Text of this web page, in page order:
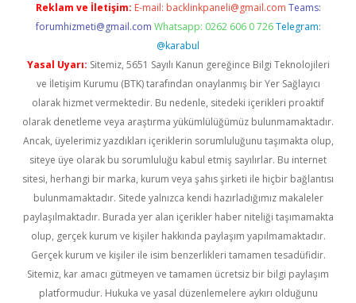
Reklam ve İletişim: E-mail: backlinkpaneli@gmail.com Teams:
forumhizmeti@gmail.com Whatsapp: 0262 606 0 726 Telegram:
@karabul
Yasal Uyarı: Sitemiz, 5651 Sayılı Kanun gereğince Bilgi Teknolojileri
ve İletişim Kurumu (BTK) tarafından onaylanmış bir Yer Sağlayıcı
olarak hizmet vermektedir. Bu nedenle, sitedeki içerikleri proaktif
olarak denetleme veya araştırma yükümlülüğümüz bulunmamaktadır.
Ancak, üyelerimiz yazdıkları içeriklerin sorumluluğunu taşımakta olup,
siteye üye olarak bu sorumluluğu kabul etmiş sayılırlar. Bu internet
sitesi, herhangi bir marka, kurum veya şahıs şirketi ile hiçbir bağlantısı
bulunmamaktadır. Sitede yalnızca kendi hazırladığımız makaleler
paylaşılmaktadır. Burada yer alan içerikler haber niteliği taşımamakta
olup, gerçek kurum ve kişiler hakkında paylaşım yapılmamaktadır.
Gerçek kurum ve kişiler ile isim benzerlikleri tamamen tesadüfidir.
Sitemiz, kar amacı gütmeyen ve tamamen ücretsiz bir bilgi paylaşım
platformudur. Hukuka ve yasal düzenlemelere aykırı olduğunu